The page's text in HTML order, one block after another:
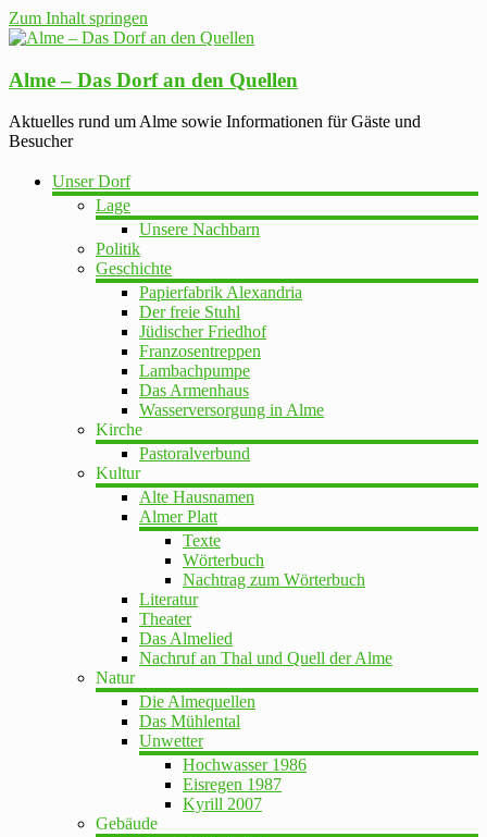
Zum Inhalt springen
Alme – Das Dorf an den Quellen
Aktuelles rund um Alme sowie Informationen für Gäste und
Besucher
Unser Dorf
Lage
Unsere Nachbarn
Politik
Geschichte
Papierfabrik Alexandria
Der freie Stuhl
Jüdischer Friedhof
Franzosentreppen
Lambachpumpe
Das Armenhaus
Wasserversorgung in Alme
Kirche
Pastoralverbund
Kultur
Alte Hausnamen
Almer Platt
Texte
Wörterbuch
Nachtrag zum Wörterbuch
Literatur
Theater
Das Almelied
Nachruf an Thal und Quell der Alme
Natur
Die Almequellen
Das Mühlental
Unwetter
Hochwasser 1986
Eisregen 1987
Kyrill 2007
Gebäude